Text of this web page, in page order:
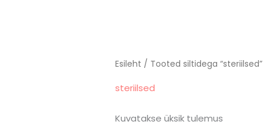
Esileht / Tooted siltidega “steriilsed”
steriilsed
Kuvatakse üksik tulemus